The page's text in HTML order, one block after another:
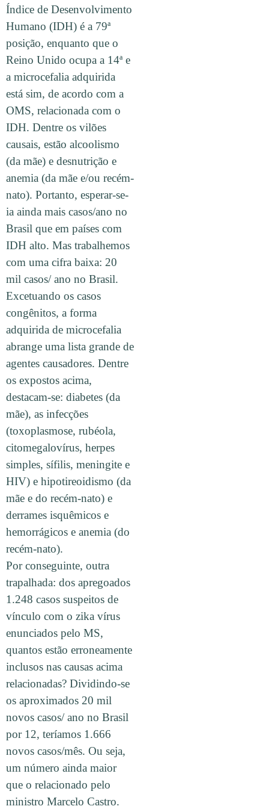
Índice de Desenvolvimento
Humano (IDH) é a 79ª
posição, enquanto que o
Reino Unido ocupa a 14ª e
a microcefalia adquirida
está sim, de acordo com a
OMS, relacionada com o
IDH. Dentre os vilões
causais, estão alcoolismo
(da mãe) e desnutrição e
anemia (da mãe e/ou recém-
nato). Portanto, esperar-se-
ia ainda mais casos/ano no
Brasil que em países com
IDH alto. Mas trabalhemos
com uma cifra baixa: 20
mil casos/ ano no Brasil.
Excetuando os casos
congênitos, a forma
adquirida de microcefalia
abrange uma lista grande de
agentes causadores. Dentre
os expostos acima,
destacam-se: diabetes (da
mãe), as infecções
(toxoplasmose, rubéola,
citomegalovírus, herpes
simples, sífilis, meningite e
HIV) e hipotireoidismo (da
mãe e do recém-nato) e
derrames isquêmicos e
hemorrágicos e anemia (do
recém-nato).
Por conseguinte, outra
trapalhada: dos apregoados
1.248 casos suspeitos de
vínculo com o zika vírus
enunciados pelo MS,
quantos estão erroneamente
inclusos nas causas acima
relacionadas? Dividindo-se
os aproximados 20 mil
novos casos/ ano no Brasil
por 12, teríamos 1.666
novos casos/mês. Ou seja,
um número ainda maior
que o relacionado pelo
ministro Marcelo Castro.